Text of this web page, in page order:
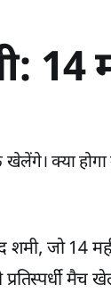
14
क्या होगा
शमी, जो 14
मैच